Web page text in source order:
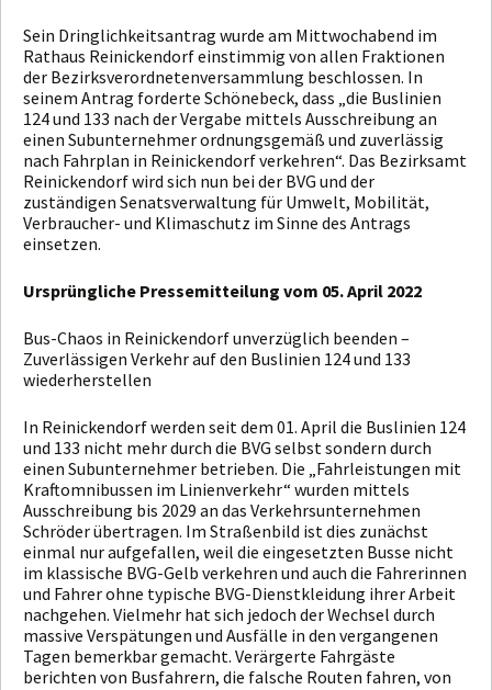
Sein Dringlichkeitsantrag wurde am Mittwochabend im
Rathaus Reinickendorf einstimmig von allen Fraktionen
der Bezirksverordnetenversammlung beschlossen. In
seinem Antrag forderte Schönebeck, dass „die Buslinien
124 und 133 nach der Vergabe mittels Ausschreibung an
einen Subunternehmer ordnungsgemäß und zuverlässig
nach Fahrplan in Reinickendorf verkehren“. Das Bezirksamt
Reinickendorf wird sich nun bei der BVG und der
zuständigen Senatsverwaltung für Umwelt, Mobilität,
Verbraucher- und Klimaschutz im Sinne des Antrags
einsetzen.
Ursprüngliche Pressemitteilung vom 05. April 2022
Bus-Chaos in Reinickendorf unverzüglich beenden –
Zuverlässigen Verkehr auf den Buslinien 124 und 133
wiederherstellen
In Reinickendorf werden seit dem 01. April die Buslinien 124
und 133 nicht mehr durch die BVG selbst sondern durch
einen Subunternehmer betrieben. Die „Fahrleistungen mit
Kraftomnibussen im Linienverkehr“ wurden mittels
Ausschreibung bis 2029 an das Verkehrsunternehmen
Schröder übertragen. Im Straßenbild ist dies zunächst
einmal nur aufgefallen, weil die eingesetzten Busse nicht
im klassische BVG-Gelb verkehren und auch die Fahrerinnen
und Fahrer ohne typische BVG-Dienstkleidung ihrer Arbeit
nachgehen. Vielmehr hat sich jedoch der Wechsel durch
massive Verspätungen und Ausfälle in den vergangenen
Tagen bemerkbar gemacht. Verärgerte Fahrgäste
berichten von Busfahrern, die falsche Routen fahren, von